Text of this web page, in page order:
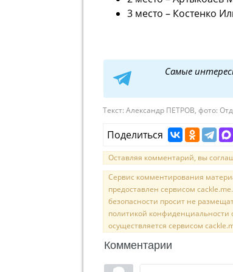
3 место – Костенко
Самые
Текст: Александр ПЕТРОВ, фото:
Поделиться
Оставляя комментарий, вы
Сервис комментирования
предоставлен сервисом
безопасности просит не
политикой конфиденциальности
осуществляется сервисом
Комментарии